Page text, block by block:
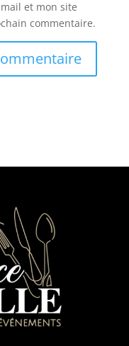
et mon site
commentaire.